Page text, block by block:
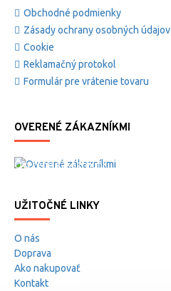
Obchodné podmienky
Zásady ochrany osobných údajov
Cookie
Reklamačný protokol
Formulár pre vrátenie tovaru
OVERENÉ ZÁKAZNÍKMI
Overené zákazníkmi
UŽITOČNÉ LINKY
O nás
Doprava
Ako nakupovať
Kontakt